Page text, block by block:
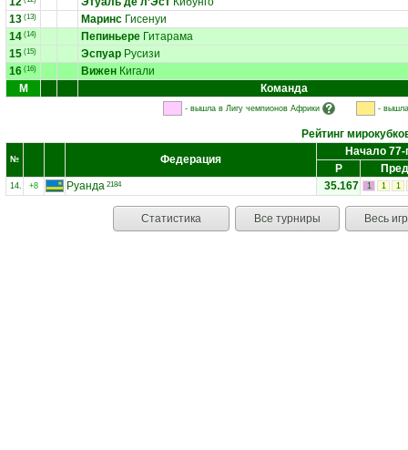
13 (13) Маринс Гисенуи
14 (14) Пепиньере Гитарама
15 (15) Эспуар Русизи
16 (16) Вижен Кигали
М
Команда
- вышла в Лигу чемпионов Африки -
Рейтинг
№ Федерация
Начало 77-
Р
14. +8 Руанда 2184 35.167 1 1 1
Статистика Все турниры Весь